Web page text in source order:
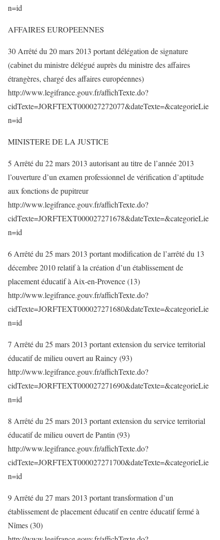
n=id
AFFAIRES EUROPEENNES
30 Arrêté du 20 mars 2013 portant délégation de signature
(cabinet du ministre délégué auprès du ministre des affaires
étrangères, chargé des affaires européennes)
http://www.legifrance.gouv.fr/affichTexte.do?
cidTexte=JORFTEXT000027272077&dateTexte=&categorieLie
n=id
MINISTERE DE LA JUSTICE
5 Arrêté du 22 mars 2013 autorisant au titre de l’année 2013
l’ouverture d’un examen professionnel de vérification d’aptitude
aux fonctions de pupitreur
http://www.legifrance.gouv.fr/affichTexte.do?
cidTexte=JORFTEXT000027271678&dateTexte=&categorieLie
n=id
6 Arrêté du 25 mars 2013 portant modification de l’arrêté du 13
décembre 2010 relatif à la création d’un établissement de
placement éducatif à Aix-en-Provence (13)
http://www.legifrance.gouv.fr/affichTexte.do?
cidTexte=JORFTEXT000027271680&dateTexte=&categorieLie
n=id
7 Arrêté du 25 mars 2013 portant extension du service territorial
éducatif de milieu ouvert au Raincy (93)
http://www.legifrance.gouv.fr/affichTexte.do?
cidTexte=JORFTEXT000027271690&dateTexte=&categorieLie
n=id
8 Arrêté du 25 mars 2013 portant extension du service territorial
éducatif de milieu ouvert de Pantin (93)
http://www.legifrance.gouv.fr/affichTexte.do?
cidTexte=JORFTEXT000027271700&dateTexte=&categorieLie
n=id
9 Arrêté du 27 mars 2013 portant transformation d’un
établissement de placement éducatif en centre éducatif fermé à
Nîmes (30)